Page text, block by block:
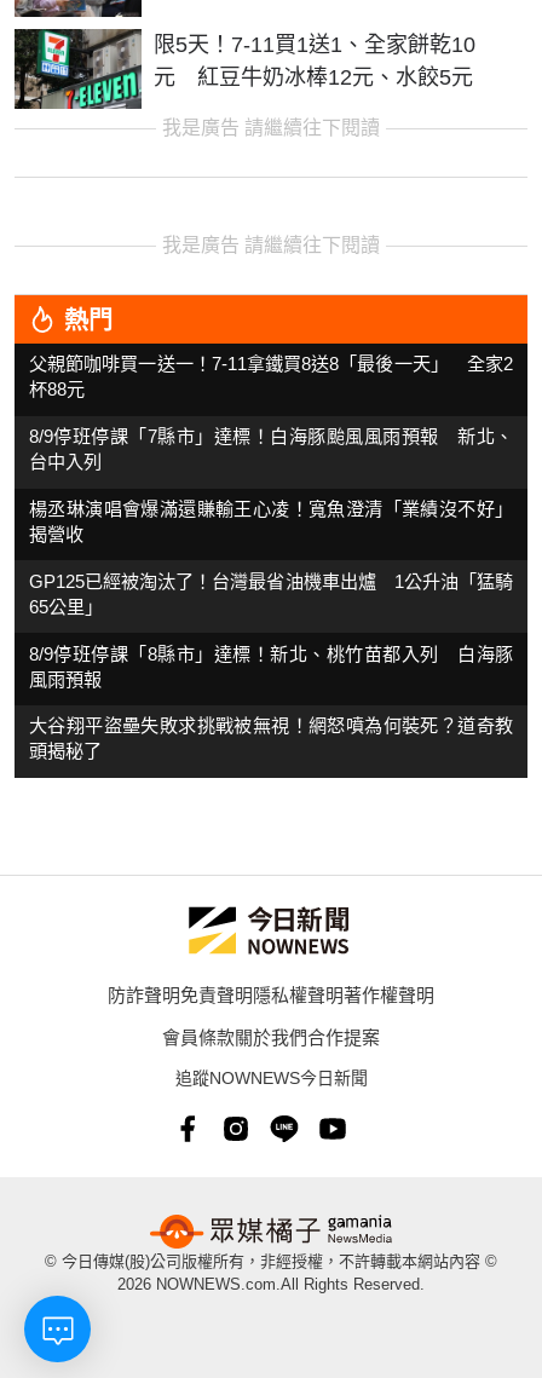
限5天！7-11買1送1、全家餅乾10
元 紅豆牛奶冰棒12元、水餃5元
我是廣告 請繼續往下閱讀
我是廣告 請繼續往下閱讀
熱門
父親節咖啡買一送一！7-11拿鐵買8送8「最後一天」 全家2
杯88元
8/9停班停課「7縣市」達標！白海豚颱風風雨預報 新北、
台中入列
楊丞琳演唱會爆滿還賺輸王心凌！寬魚澄清「業績沒不好」
揭營收
GP125已經被淘汰了！台灣最省油機車出爐 1公升油「猛騎
65公里」
8/9停班停課「8縣市」達標！新北、桃竹苗都入列 白海豚
風雨預報
大谷翔平盜壘失敗求挑戰被無視！網怒噴為何裝死？道奇教
頭揭秘了
防詐聲明免責聲明隱私權聲明著作權聲明
會員條款關於我們合作提案
追蹤NOWNEWS今日新聞
© 今日傳媒(股)公司版權所有，非經授權，不許轉載本網站內容 ©
2026 NOWNEWS.com.All Rights Reserved.